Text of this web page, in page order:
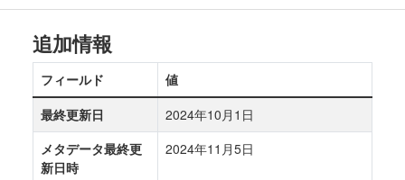
追加情報
フィールド
値
最終更新日
2024年10月1日
メタデータ最終更
新日時
2024年11月5日